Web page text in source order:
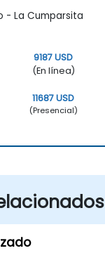
- La Cumparsita
9187 USD
(En línea)
11687 USD
(Presencial)